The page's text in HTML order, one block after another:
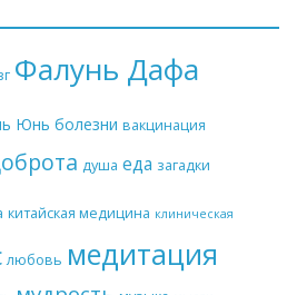
Фалунь Дафа
Юнь болезни вакцинация
душа еда загадки
китайская медицина клиническая
любовь медитация